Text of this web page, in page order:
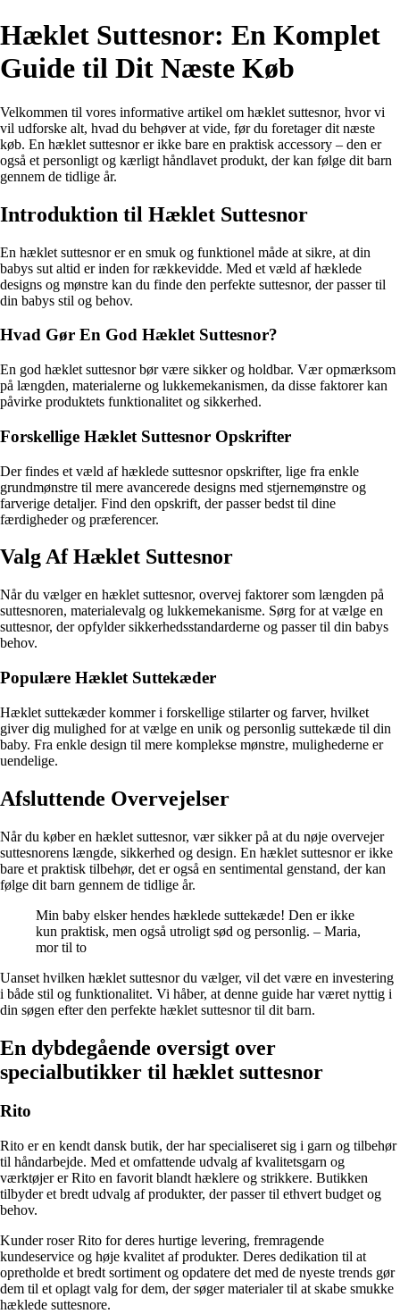
Hæklet Suttesnor: En Komplet
Guide til Dit Næste Køb
Velkommen til vores informative artikel om hæklet suttesnor, hvor vi
vil udforske alt, hvad du behøver at vide, før du foretager dit næste
køb. En hæklet suttesnor er ikke bare en praktisk accessory – den er
også et personligt og kærligt håndlavet produkt, der kan følge dit barn
gennem de tidlige år.
Introduktion til Hæklet Suttesnor
En hæklet suttesnor er en smuk og funktionel måde at sikre, at din
babys sut altid er inden for rækkevidde. Med et væld af hæklede
designs og mønstre kan du finde den perfekte suttesnor, der passer til
din babys stil og behov.
Hvad Gør En God Hæklet Suttesnor?
En god hæklet suttesnor bør være sikker og holdbar. Vær opmærksom
på længden, materialerne og lukkemekanismen, da disse faktorer kan
påvirke produktets funktionalitet og sikkerhed.
Forskellige Hæklet Suttesnor Opskrifter
Der findes et væld af hæklede suttesnor opskrifter, lige fra enkle
grundmønstre til mere avancerede designs med stjernemønstre og
farverige detaljer. Find den opskrift, der passer bedst til dine
færdigheder og præferencer.
Valg Af Hæklet Suttesnor
Når du vælger en hæklet suttesnor, overvej faktorer som længden på
suttesnoren, materialevalg og lukkemekanisme. Sørg for at vælge en
suttesnor, der opfylder sikkerhedsstandarderne og passer til din babys
behov.
Populære Hæklet Suttekæder
Hæklet suttekæder kommer i forskellige stilarter og farver, hvilket
giver dig mulighed for at vælge en unik og personlig suttekæde til din
baby. Fra enkle design til mere komplekse mønstre, mulighederne er
uendelige.
Afsluttende Overvejelser
Når du køber en hæklet suttesnor, vær sikker på at du nøje overvejer
suttesnorens længde, sikkerhed og design. En hæklet suttesnor er ikke
bare et praktisk tilbehør, det er også en sentimental genstand, der kan
følge dit barn gennem de tidlige år.
Min baby elsker hendes hæklede suttekæde! Den er ikke
kun praktisk, men også utroligt sød og personlig. – Maria,
mor til to
Uanset hvilken hæklet suttesnor du vælger, vil det være en investering
i både stil og funktionalitet. Vi håber, at denne guide har været nyttig i
din søgen efter den perfekte hæklet suttesnor til dit barn.
En dybdegående oversigt over
specialbutikker til hæklet suttesnor
Rito
Rito er en kendt dansk butik, der har specialiseret sig i garn og tilbehør
til håndarbejde. Med et omfattende udvalg af kvalitetsgarn og
værktøjer er Rito en favorit blandt hæklere og strikkere. Butikken
tilbyder et bredt udvalg af produkter, der passer til ethvert budget og
behov.
Kunder roser Rito for deres hurtige levering, fremragende
kundeservice og høje kvalitet af produkter. Deres dedikation til at
opretholde et bredt sortiment og opdatere det med de nyeste trends gør
dem til et oplagt valg for dem, der søger materialer til at skabe smukke
hæklede suttesnore.